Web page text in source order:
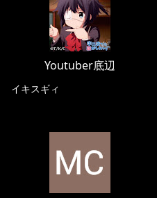
Youtuber底辺
イキスギィ